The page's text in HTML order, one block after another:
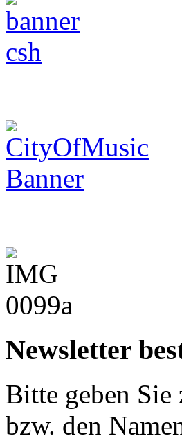
Newsletter
Bitte geben
bzw. den